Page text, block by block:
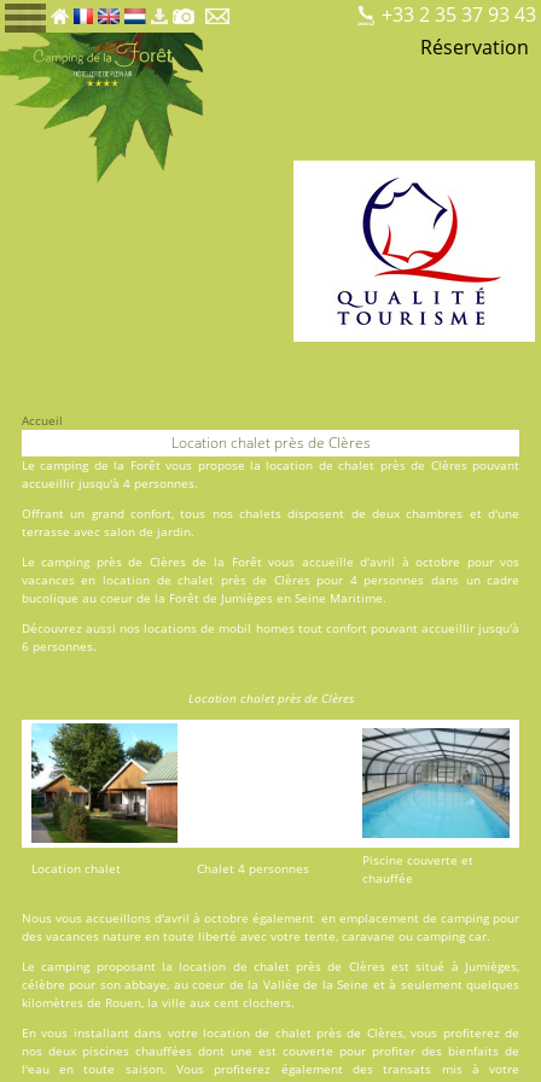
+33 2 35 37 93 43
Réservation
Accueil
Location chalet près de Clères
Lecamping de la Forêtvous propose la location de chalet près de Clères pouvant
accueillir jusqu'à 4 personnes.
Offrant un grand confort, tous nos chalets disposent de deux chambres et d'une
terrasse avec salon de jardin.
Le camping près de Clères de la Forêt vous accueille d'avril à octobre pour vos
vacances en location de chalet près de Clères pour 4 personnes dans un cadre
bucolique au coeur de la Forêt de Jumièges en Seine Maritime.
Découvrez aussi nos locations de mobil homestout confort pouvant accueillir jusqu'à
6 personnes.
Location chalet près de Clères
Location chalet Chalet 4 personnes
Piscine couverte et
chauffée
Nous vous accueillons d'avril à octobre également en emplacement de camping pour
des vacances nature en toute liberté avec votre tente, caravane ou camping car.
Le camping proposant la location de chalet près de Clères est situé à Jumièges,
célèbre pour son abbaye, au coeur de la Vallée de la Seine et à seulement quelques
kilomètres de Rouen, la ville aux cent clochers.
En vous installant dans votre location de chalet près de Clères, vous profiterez de
nos deux piscineschauffées dont une est couverte pour profiter des bienfaits de
l'eau en toute saison. Vous profiterez également des transats mis à votre